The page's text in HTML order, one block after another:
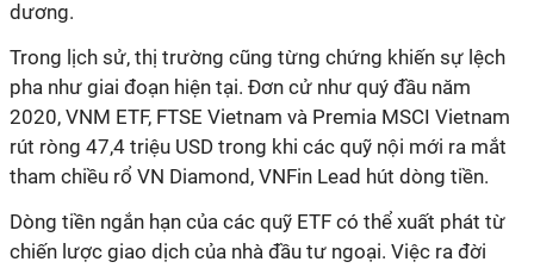
dương.
Trong lịch sử, thị trường cũng từng chứng khiến sự lệch
pha như giai đoạn hiện tại. Đơn cử như quý đầu năm
2020, VNM ETF, FTSE Vietnam và Premia MSCI Vietnam
rút ròng 47,4 triệu USD trong khi các quỹ nội mới ra mắt
tham chiều rổ VN Diamond, VNFin Lead hút dòng tiền.
Dòng tiền ngắn hạn của các quỹ ETF có thể xuất phát từ
chiến lược giao dịch của nhà đầu tư ngoại. Việc ra đời